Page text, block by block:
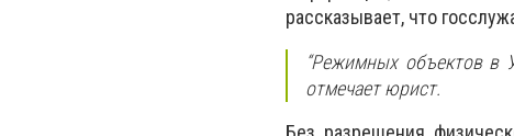
рассказывает, что
“Режимных объектов в
отмечает юрист.